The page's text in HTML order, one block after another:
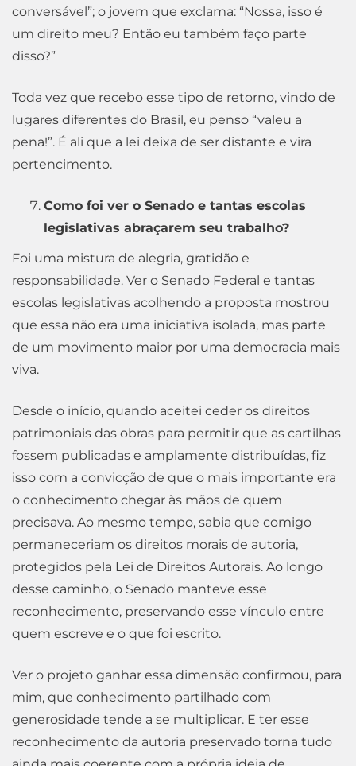
conversável”; o jovem que exclama: “Nossa, isso é
um direito meu? Então eu também faço parte
disso?”
Toda vez que recebo esse tipo de retorno, vindo de
lugares diferentes do Brasil, eu penso “valeu a
pena!”. É ali que a lei deixa de ser distante e vira
pertencimento.
Como foi ver o Senado e tantas escolas
legislativas abraçarem seu trabalho?
Foi uma mistura de alegria, gratidão e
responsabilidade. Ver o Senado Federal e tantas
escolas legislativas acolhendo a proposta mostrou
que essa não era uma iniciativa isolada, mas parte
de um movimento maior por uma democracia mais
viva.
Desde o início, quando aceitei ceder os direitos
patrimoniais das obras para permitir que as cartilhas
fossem publicadas e amplamente distribuídas, fiz
isso com a convicção de que o mais importante era
o conhecimento chegar às mãos de quem
precisava. Ao mesmo tempo, sabia que comigo
permaneceriam os direitos morais de autoria,
protegidos pela Lei de Direitos Autorais. Ao longo
desse caminho, o Senado manteve esse
reconhecimento, preservando esse vínculo entre
quem escreve e o que foi escrito.
Ver o projeto ganhar essa dimensão confirmou, para
mim, que conhecimento partilhado com
generosidade tende a se multiplicar. E ter esse
reconhecimento da autoria preservado torna tudo